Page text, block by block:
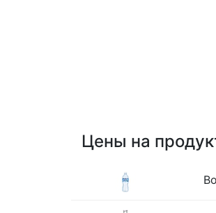
Цены на